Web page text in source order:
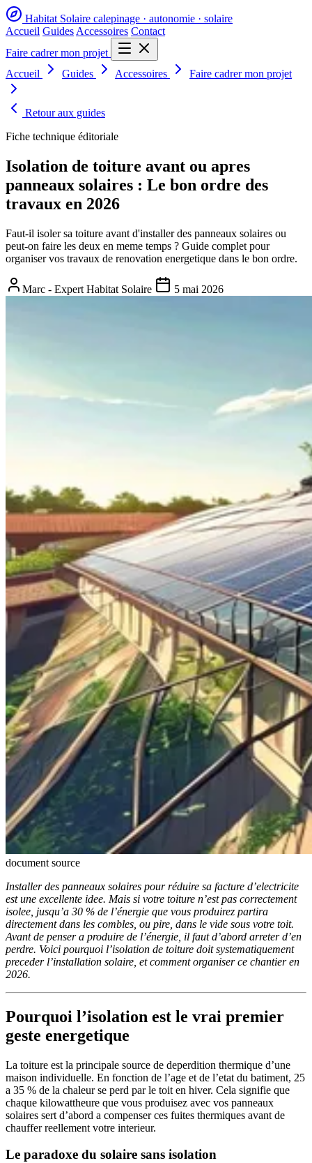
Habitat Solaire calepinage · autonomie · solaire
Accueil Guides Accessoires Contact
Faire cadrer mon projet
Accueil
Guides Accessoires Faire cadrer mon projet
Retour aux guides
Fiche technique éditoriale
Isolation de toiture avant ou apres
panneaux solaires : Le bon ordre des
travaux en 2026
Faut-il isoler sa toiture avant d'installer des panneaux solaires ou
peut-on faire les deux en meme temps ? Guide complet pour
organiser vos travaux de renovation energetique dans le bon ordre.
Marc - Expert Habitat Solaire 5 mai 2026
document source
Installer des panneaux solaires pour réduire sa facture d’electricite
est une excellente idee. Mais si votre toiture n’est pas correctement
isolee, jusqu’a 30 % de l’énergie que vous produirez partira
directement dans les combles, ou pire, dans le vide sous votre toit.
Avant de penser a produire de l’énergie, il faut d’abord arreter d’en
perdre. Voici pourquoi l’isolation de toiture doit systematiquement
preceder l’installation solaire, et comment organiser ce chantier en
2026.
Pourquoi l’isolation est le vrai premier
geste energetique
La toiture est la principale source de deperdition thermique d’une
maison individuelle. En fonction de l’age et de l’etat du batiment, 25
a 35 % de la chaleur se perd par le toit en hiver. Cela signifie que
chaque kilowattheure que vous produisez avec vos panneaux
solaires sert d’abord a compenser ces fuites thermiques avant de
chauffer reellement votre interieur.
Le paradoxe du solaire sans isolation